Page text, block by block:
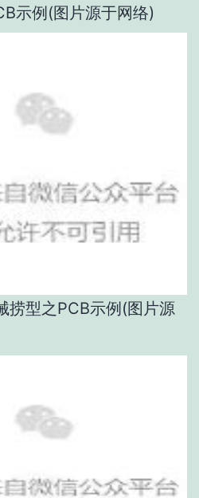
示例(图片源于网络)
捞型之PCB示例(图片源